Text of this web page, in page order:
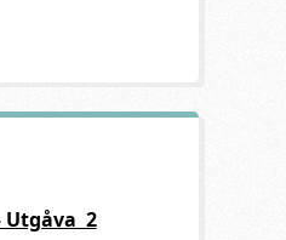
Utgåva 2